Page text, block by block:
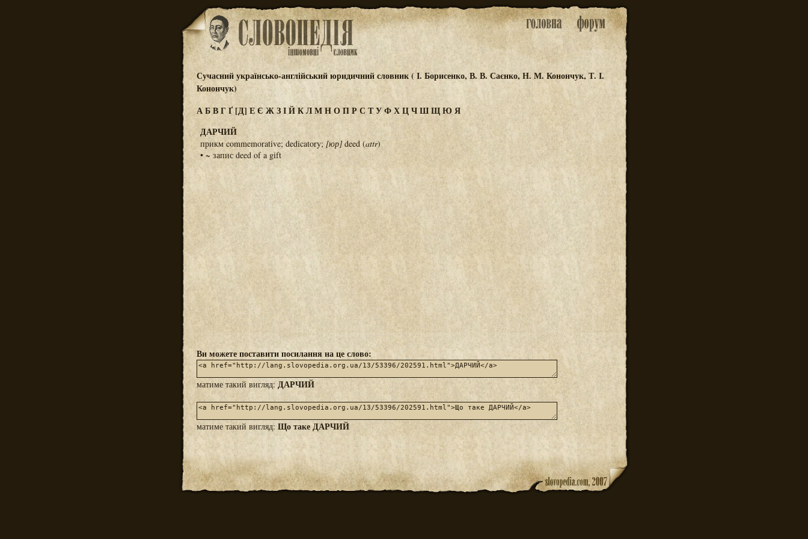
Сучасний українсько-англійський юридичний словник ( І. Борисенко, В. В. Саєнко, Н. М. Конончук, Т. І.
Конончук)
АБВГҐ [Д] ЕЄ ЖЗІЙКЛМНОПРСТУФХЦЧШЩЮЯ
ДАРЧИЙ
прикм commemorative; dedicatory; [юр]deed (attr)
• ~ запис deed of a gift
Ви можете поставити посилання на це слово:
матиме такий вигляд: ДАРЧИЙ
матиме такий вигляд: Що таке ДАРЧИЙ